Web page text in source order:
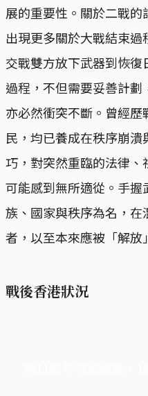
展的重要性。關於二戰
出現更多關於大戰結束過
交戰雙方放下武器到恢
過程，不但需要妥善計
亦必然衝突不斷。曾經
民，均已養成在秩序崩
巧，對突然重臨的法律
可能感到無所適從。手
族、國家與秩序為名，
者，以至本來應被「解放
戰後香港狀況